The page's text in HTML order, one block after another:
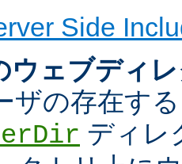
Side
ウェブディ
ザの存在す
ディレ